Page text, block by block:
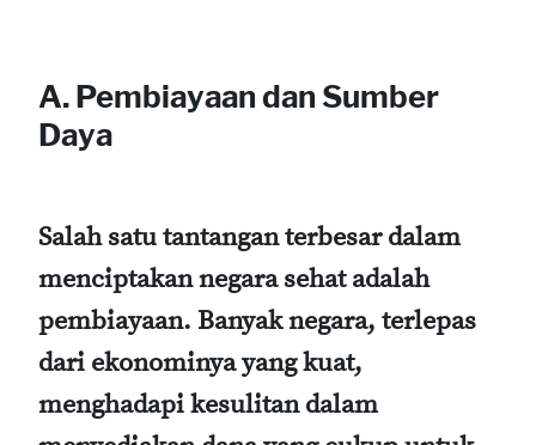
A. Pembiayaan dan Sumber
Daya
Salah satu tantangan terbesar dalam
menciptakan negara sehat adalah
pembiayaan. Banyak negara, terlepas
dari ekonominya yang kuat,
menghadapi kesulitan dalam